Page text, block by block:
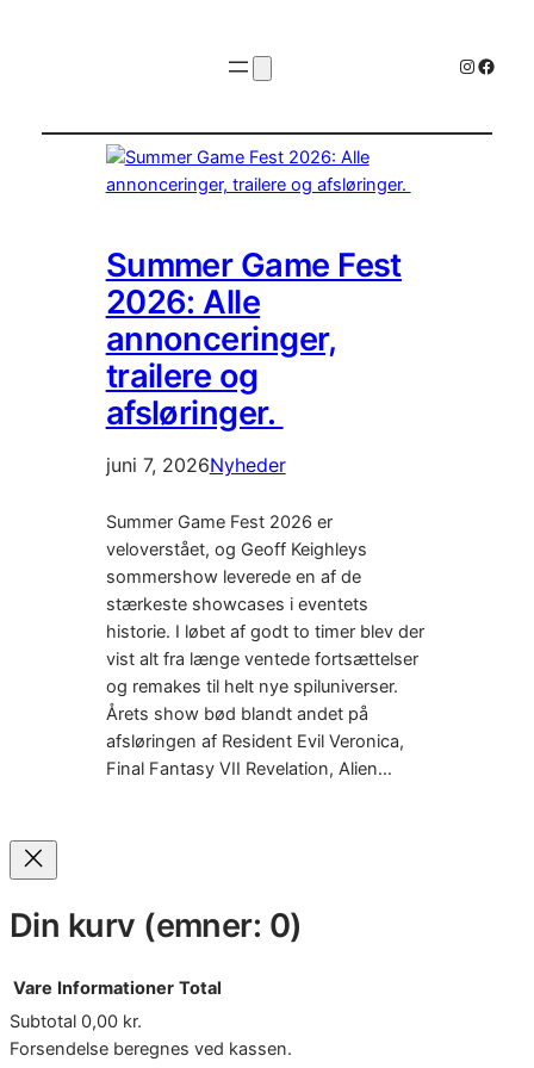
Summer Game Fest
2026: Alle
annonceringer,
trailere og
afsløringer.
juni 7, 2026Nyheder
Summer Game Fest 2026 er
veloverstået, og Geoff Keighleys
sommershow leverede en af de
stærkeste showcases i eventets
historie. I løbet af godt to timer blev der
vist alt fra længe ventede fortsættelser
og remakes til helt nye spiluniverser.
Årets show bød blandt andet på
afsløringen af Resident Evil Veronica,
Final Fantasy VII Revelation, Alien…
Din kurv (emner: 0)
Varer
Vare Informationer Total
Subtotal 0,00 kr.
Forsendelse beregnes ved kassen.